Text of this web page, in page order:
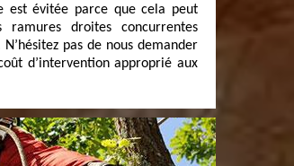
est évitée parce que cela peut
droites concurrentes
pas de nous demander
d’intervention approprié aux